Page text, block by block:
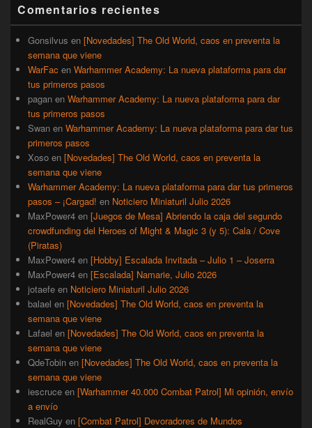
lateral
primaria
Comentarios recientes
Gonsilvus en [Novedades] The Old World, caos en preventa la
semana que viene
WarFac en Warhammer Academy: La nueva plataforma para dar
tus primeros pasos
pagan en Warhammer Academy: La nueva plataforma para dar
tus primeros pasos
Swan en Warhammer Academy: La nueva plataforma para dar tus
primeros pasos
Xoso en [Novedades] The Old World, caos en preventa la
semana que viene
Warhammer Academy: La nueva plataforma para dar tus primeros
pasos – ¡Cargad! en Noticiero Miniaturil Julio 2026
MaxPower4 en [Juegos de Mesa] Abriendo la caja del segundo
crowdfunding del Heroes of Might & Magic 3 (y 5): Cala / Cove
(Piratas)
MaxPower4 en [Hobby] Escalada Invitada – Julio 1 – Joserra
MaxPower4 en [Escalada] Namarie, Julio 2026
jotaefe en Noticiero Miniaturil Julio 2026
balael en [Novedades] The Old World, caos en preventa la
semana que viene
Lafael en [Novedades] The Old World, caos en preventa la
semana que viene
QdeTobin en [Novedades] The Old World, caos en preventa la
semana que viene
iescruce en [Warhammer 40.000 Combat Patrol] Mi opinión, envío
a envío
RealGuy en [Combat Patrol] Devoradores de Mundos